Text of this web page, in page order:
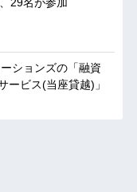
29名が参加
ションズの「融資
ービス(当座貸越)」